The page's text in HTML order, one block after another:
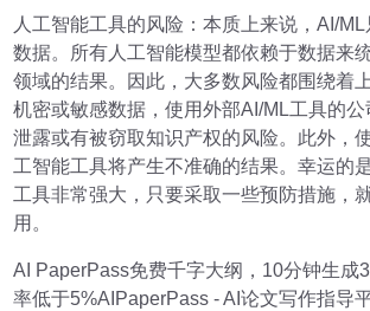
人工智能工具的风险：本质上来说，AI/
数据。所有人工智能模型都依赖于数据来
领域的结果。因此，大多数风险都围绕着
机密或敏感数据，使用外部AI/ML工具的
泄露或有被窃取知识产权的风险。此外，
工智能工具将产生不准确的结果。幸运的
工具非常强大，只要采取一些预防措施，
用。
AI PaperPass免费千字大纲，10分钟生成
率低于5%AIPaperPass - AI论文写作指导